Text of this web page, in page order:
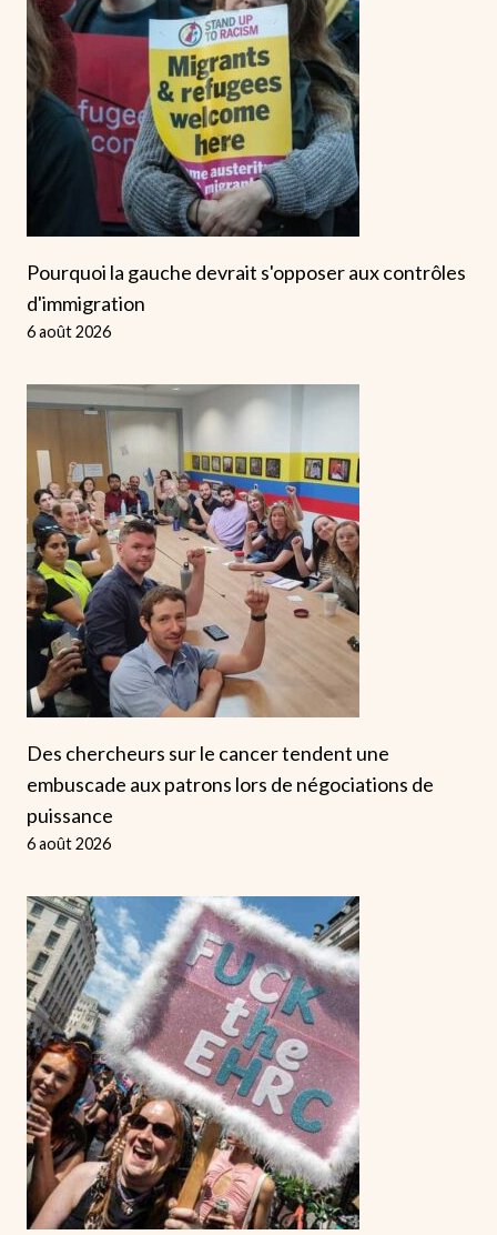
Pourquoi la gauche devrait s'opposer aux contrôles
d'immigration
6 août 2026
Des chercheurs sur le cancer tendent une
embuscade aux patrons lors de négociations de
puissance
6 août 2026